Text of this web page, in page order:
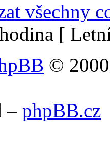
všechny
[
©
– phpBB.cz